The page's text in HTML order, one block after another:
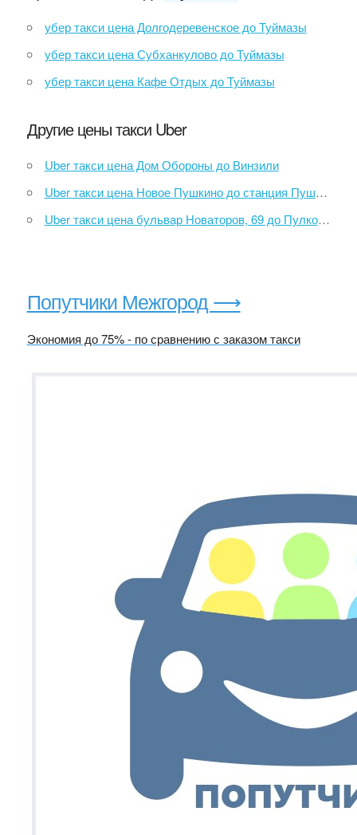
убер такси цена Долгодеревенское до Туймазы
убер такси цена Субханкулово до Туймазы
убер такси цена Кафе Отдых до Туймазы
Другие цены такси Uber
Uber такси цена Дом Обороны до Винзили
Uber такси цена Новое Пушкино до станция Пушкино
Uber такси цена бульвар Новаторов, 69 до Пулковское шоссе, 42
Попутчики Межгород ⟶
Экономия до 75% - по сравнению с заказом такси